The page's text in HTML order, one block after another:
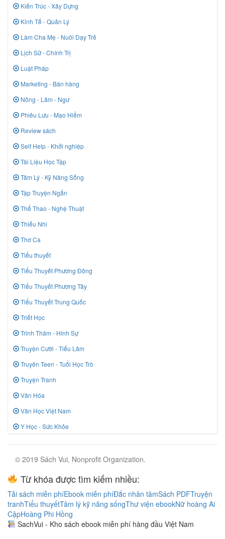
Kiến Trúc - Xây Dựng
Kinh Tế - Quản Lý
Làm Cha Mẹ - Nuôi Dạy Trẻ
Lịch Sử - Chính Trị
Luật Pháp
Marketing - Bán hàng
Nông - Lâm - Ngư
Phiêu Lưu - Mạo Hiểm
Review sách
Self Help - Khởi nghiệp
Tài Liệu Học Tập
Tâm Lý - Kỹ Năng Sống
Tập Truyện Ngắn
Thể Thao - Nghệ Thuật
Thiếu Nhi
Thơ Ca
Tiểu thuyết
Tiểu Thuyết Phương Đông
Tiểu Thuyết Phương Tây
Tiểu Thuyết Trung Quốc
Triết Học
Trinh Thám - Hình Sự
Truyện Cười - Tiếu Lâm
Truyên Teen - Tuổi Học Trò
Truyện Tranh
Văn Hóa
Văn Học Việt Nam
Y Học - Sức Khỏe
© 2019 Sách Vui, Nonprofit Organization.
Từ khóa được tìm kiếm nhiều:
Tải sách miễn phíEbook miễn phíĐắc nhân tâmSách PDFTruyện
tranhTiểu thuyếtTâm lý kỹ năng sốngThư viện ebookNữ hoàng Ai
CậpHoàng Phi Hồng
SachVui - Kho sách ebook miễn phí hàng đầu Việt Nam